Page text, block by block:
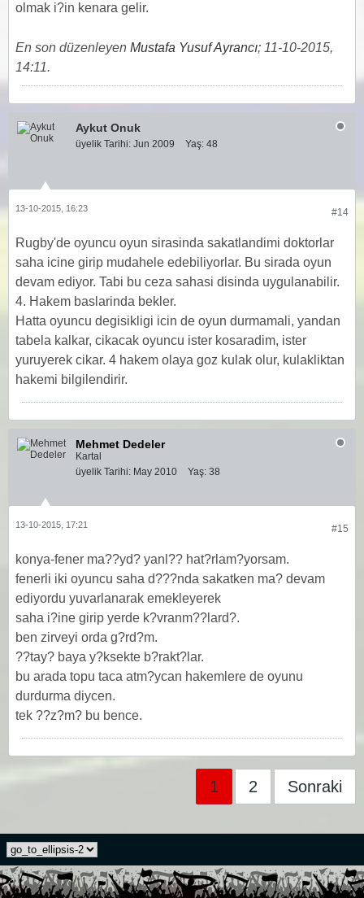
olmak i?in kenara gelir.
En son düzenleyen Mustafa Yusuf Ayrancı; 11-10-2015,
14:11.
Aykut Onuk
üyelik Tarihi: Jun 2009 Yaş: 48
#14
13-10-2015, 16:23
Rugby'de oyuncu oyun sirasinda sakatlandimi doktorlar
saha icine girip mudahele edebiliyorlar. Bu sirada oyun
devam ediyor. Tabi bu ceza sahasi disinda uygulanabilir.
4. Hakem baslarinda bekler.
Hatta oyuncu degisikligi icin de oyun durmamali, yandan
tabela kalkar, cikacak oyuncu ister kosaradim, ister
yuruyerek cikar. 4 hakem olaya goz kulak olur, kulakliktan
hakemi bilgilendirir.
Mehmet Dedeler
Kartal
üyelik Tarihi: May 2010 Yaş: 38
#15
13-10-2015, 17:21
konya-fener ma??yd? yanl?? hat?rlam?yorsam.
fenerli iki oyuncu saha d???nda sakatken ma? devam
ediyordu yuvarlanarak emekleyerek
saha i?ine girip yerde k?vranm??lard?.
ben zirveyi orda g?rd?m.
??tay? baya y?ksekte b?rakt?lar.
bu arada topu taca atm?ycan hakemlere de oyunu
durdurma diycen.
tek ??z?m? bu bence.
1 2 Sonraki